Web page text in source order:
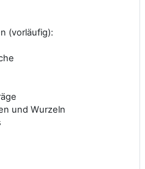
(vorläufig):
und Wurzeln